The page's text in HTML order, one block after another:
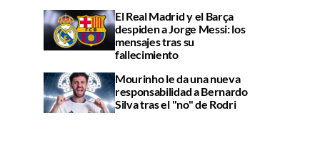
El Real Madrid y el Barça
despiden a Jorge Messi: los
mensajes tras su
fallecimiento
Mourinho le da una nueva
responsabilidad a Bernardo
Silva tras el "no" de Rodri